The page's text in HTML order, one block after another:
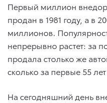
Первый миллион
продан в 1981 году, а в
миллионов.
непрерывно растет: за
продала столько же
сколько за первые 55
На сегодняшний день